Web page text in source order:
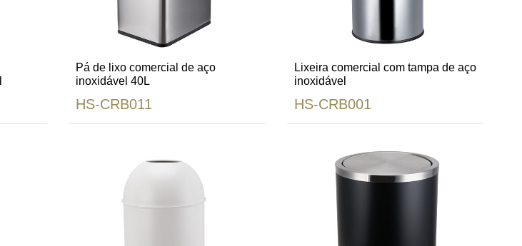
Pá de lixo comercial de aço
inoxidável 40L
HS-CRB011
Lixeira comercial com tampa de aço
inoxidável
HS-CRB001